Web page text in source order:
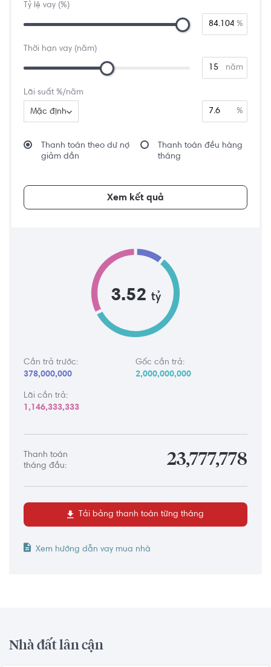
Tỷ lệ vay (%)
%
Thời hạn vay (năm)
năm
Lãi suất %/năm
Mặc định %
Thanh toán theo dư nợ
giảm dần
Thanh toán đều hàng
tháng
Xem kết quả
3.52 tỷ
Cần trả trước:
378,000,000
Gốc cần trả:
2,000,000,000
Lãi cần trả:
1,146,333,333
Thanh toán
tháng đầu:
23,777,778
Tải bảng thanh toán từng tháng
Xem hướng dẫn vay mua nhà
Nhà đất lân cận